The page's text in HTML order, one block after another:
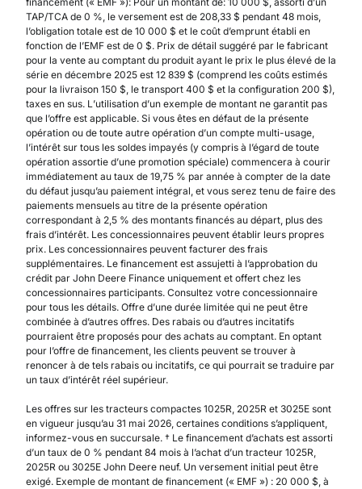
TAP/TCA de 0 %, le versement est de 208,33 $ pendant 48 mois,
l’obligation totale est de 10 000 $ et le coût d’emprunt établi en
fonction de l’EMF est de 0 $. Prix de détail suggéré par le fabricant
pour la vente au comptant du produit ayant le prix le plus élevé de la
série en décembre 2025 est 12 839 $ (comprend les coûts estimés
pour la livraison 150 $, le transport 400 $ et la configuration 200 $),
taxes en sus. L’utilisation d’un exemple de montant ne garantit pas
que l’offre est applicable. Si vous êtes en défaut de la présente
opération ou de toute autre opération d’un compte multi-usage,
l’intérêt sur tous les soldes impayés (y compris à l’égard de toute
opération assortie d’une promotion spéciale) commencera à courir
immédiatement au taux de 19,75 % par année à compter de la date
du défaut jusqu’au paiement intégral, et vous serez tenu de faire des
paiements mensuels au titre de la présente opération
correspondant à 2,5 % des montants financés au départ, plus des
frais d’intérêt. Les concessionnaires peuvent établir leurs propres
prix. Les concessionnaires peuvent facturer des frais
supplémentaires. Le financement est assujetti à l’approbation du
crédit par John Deere Finance uniquement et offert chez les
concessionnaires participants. Consultez votre concessionnaire
pour tous les détails. Offre d’une durée limitée qui ne peut être
combinée à d’autres offres. Des rabais ou d’autres incitatifs
pourraient être proposés pour des achats au comptant. En optant
pour l’offre de financement, les clients peuvent se trouver à
renoncer à de tels rabais ou incitatifs, ce qui pourrait se traduire par
un taux d’intérêt réel supérieur.
Les offres sur les tracteurs compactes 1025R, 2025R et 3025E sont
en vigueur jusqu’au 31 mai 2026, certaines conditions s’appliquent,
informez-vous en succursale. † Le financement d’achats est assorti
d’un taux de 0 % pendant 84 mois à l’achat d’un tracteur 1025R,
2025R ou 3025E John Deere neuf. Un versement initial peut être
exigé. Exemple de montant de financement (« EMF ») : 20 000 $, à